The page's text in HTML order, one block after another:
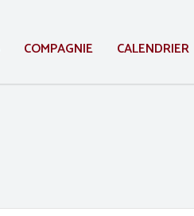
COMPAGNIE CALENDRIER